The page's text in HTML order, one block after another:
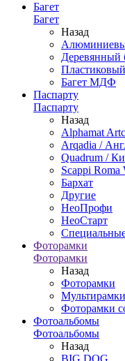
Багет
Багет
Назад
Деревянный
Багет МДФ
Паспарту
Паспарту
Назад
Alphamat
Arqadia /
Quadrum /
Scappi
Бархат
Другие
НеоПрофи
НеоСтарт
Фоторамки
Фоторамки
Назад
Фоторамки
Мультирамки
Фоторамки
Фотоальбомы
Фотоальбомы
Назад
BIG DOG